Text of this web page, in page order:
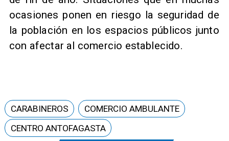
ocasiones ponen en riesgo la seguridad de
la población en los espacios públicos junto
con afectar al comercio establecido.
CARABINEROS
COMERCIO AMBULANTE
CENTRO ANTOFAGASTA